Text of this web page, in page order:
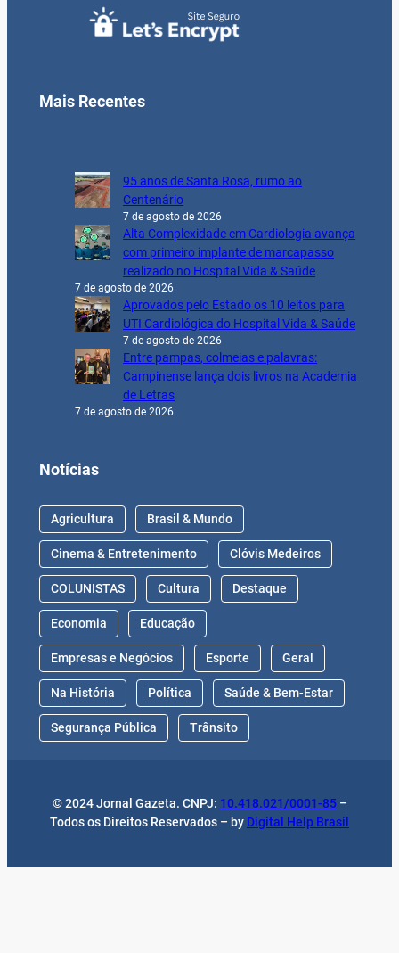
Mais Recentes
95 anos de Santa Rosa, rumo ao
Centenário
7 de agosto de 2026
Alta Complexidade em Cardiologia avança
com primeiro implante de marcapasso
realizado no Hospital Vida & Saúde
7 de agosto de 2026
Aprovados pelo Estado os 10 leitos para
UTI Cardiológica do Hospital Vida & Saúde
7 de agosto de 2026
Entre pampas, colmeias e palavras:
Campinense lança dois livros na Academia
de Letras
7 de agosto de 2026
Notícias
Agricultura Brasil & Mundo
Cinema & Entretenimento Clóvis Medeiros
COLUNISTAS Cultura Destaque
Economia Educação
Empresas e Negócios Esporte Geral
Na História Política Saúde & Bem-Estar
Segurança Pública Trânsito
© 2024 Jornal Gazeta. CNPJ: 10.418.021/0001-85–
Todos os Direitos Reservados – by Digital Help Brasil